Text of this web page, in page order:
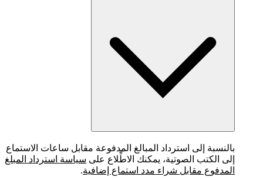
بالنسبة إلى استرداد المبالغ المدفوعة مقابل ساعات الاستماع
إلى الكتب الصوتية، يمكنك الاطِّلاع على سياسة استرداد المبلغ
المدفوع مقابل شراء مدد استماع إضافية.